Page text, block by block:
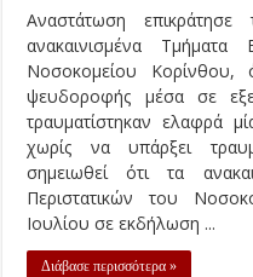
Αναστάτωση
ανακαινισμένα Τμήματα
Νοσοκομείου Κορίνθου,
ψευδοροφής μέσα σε
τραυματίστηκαν ελαφρά
χωρίς να υπάρξει
σημειωθεί ότι τα
Περιστατικών του
Ιουλίου σε εκδήλωση ...
Διάβασε περισσότερα »